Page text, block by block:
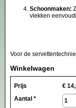
Schoonmaken:
vlekken
Voor de
Winkelwagen
Prijs €
Aantal *